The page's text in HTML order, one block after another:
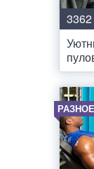
3362
РАЗНОЕ